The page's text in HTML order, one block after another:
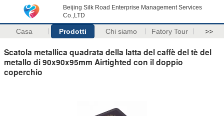
Beijing Silk Road Enterprise Management Services
Co.,LTD
Casa Prodotti Chi siamo Fatory Tour >>
Scatola metallica quadrata della latta del caffè del tè del
metallo di 90x90x95mm Airtighted con il doppio
coperchio